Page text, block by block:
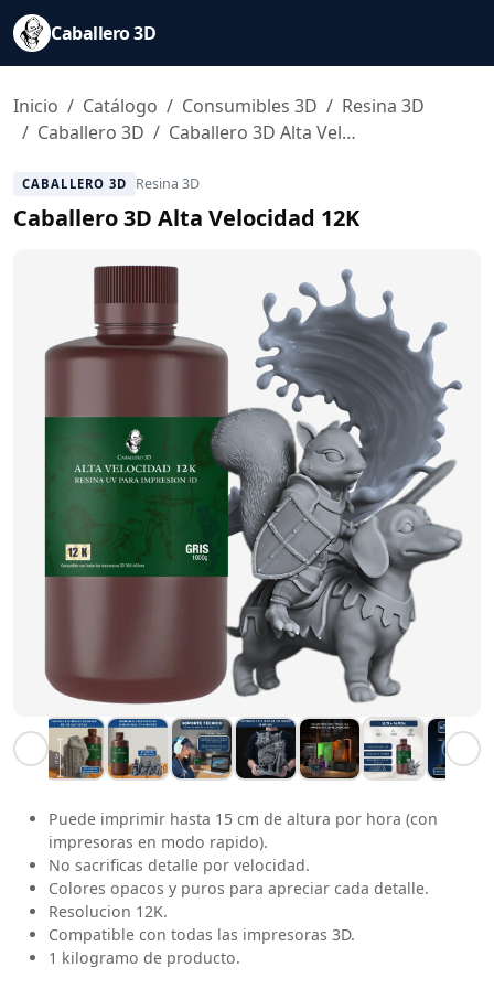
Saltar al contenido principal
Caballero 3D
Inicio Catálogo Consumibles 3D
Resina 3D
Caballero 3D
Caballero 3D Alta Velocidad 12K
CABALLERO 3D Resina 3D
Caballero 3D Alta Velocidad 12K
Puede imprimir hasta 15 cm de altura por hora (con
impresoras en modo rapido).
No sacrificas detalle por velocidad.
Colores opacos y puros para apreciar cada detalle.
Resolucion 12K.
Compatible con todas las impresoras 3D.
1 kilogramo de producto.